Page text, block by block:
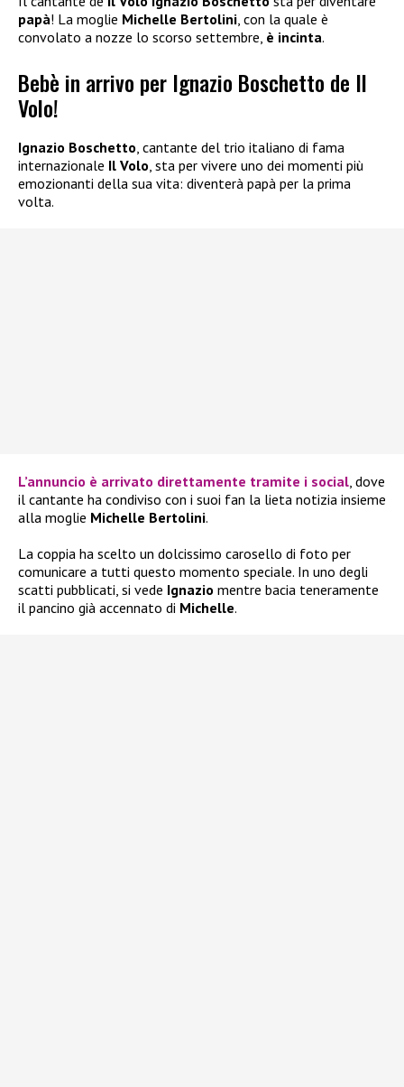
papà! La moglie Michelle Bertolini , con la quale è
convolato a nozze lo scorso settembre, è incinta.
Bebè in arrivo per Ignazio Boschetto de Il
Volo!
Ignazio Boschetto, cantante del trio italiano di fama
internazionale Il Volo, sta per vivere uno dei momenti più
emozionanti della sua vita: diventerà papà per la prima
volta.
L’annuncio è arrivato direttamente tramite i social, dove
il cantante ha condiviso con i suoi fan la lieta notizia insieme
alla moglie Michelle Bertolini.
La coppia ha scelto un dolcissimo carosello di foto per
comunicare a tutti questo momento speciale. In uno degli
scatti pubblicati, si vede Ignazio mentre bacia teneramente
il pancino già accennato di Michelle.